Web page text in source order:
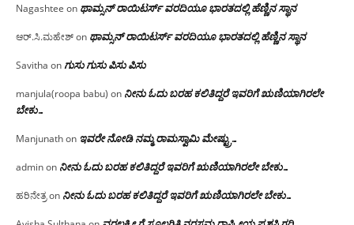
Nagashtee on ಥಾಮ್ಸನ್ ರಾಯಿಟರ್ಸ್ ವರದಿಯೂ ಭಾರತದಲ್ಲಿ ಹೆಣ್ಣಿನ ಸ್ಥಾನ‌
ಆರ್.ಸಿ.ಮಹೇಶ್on ಥಾಮ್ಸನ್ ರಾಯಿಟರ್ಸ್ ವರದಿಯೂ ಭಾರತದಲ್ಲಿ ಹೆಣ್ಣಿನ ಸ್ಥಾನ‌
Savitha onಗುಸು ಗುಸು ಪಿಸು ಪಿಸು
manjula(roopa babu) on ನೀನು ಓದು ಬರಹ ಕಲಿತಿದ್ದರೆ ಇವರಿಗೆ ಋಣಿಯಾಗಿರಲೇ
ಬೇಕು…
Manjunathon ಇವರೇ‌ ನೋಡಿ‌ ನಮ್ಮ‌ ರಾಮಸ್ವಾಮಿ ಮೇಷ್ಟ್ರು…
adminon ನೀನು ಓದು ಬರಹ ಕಲಿತಿದ್ದರೆ ಇವರಿಗೆ ಋಣಿಯಾಗಿರಲೇ ಬೇಕು…
ಹರಿನೇತ್ರon ನೀನು ಓದು ಬರಹ ಕಲಿತಿದ್ದರೆ ಇವರಿಗೆ ಋಣಿಯಾಗಿರಲೇ ಬೇಕು…